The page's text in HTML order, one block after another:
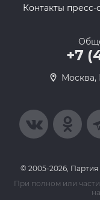
Контакты
+7
Москва,
© 2005-2026,
При полном или